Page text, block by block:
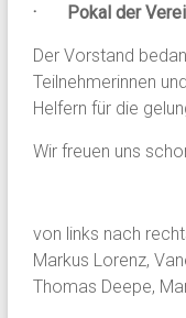
· Pokal der
Der Vorstand
Teilnehmerinnen
Helfern für die
Wir freuen uns
von links nach
Markus Lorenz,
Thomas Deepe,